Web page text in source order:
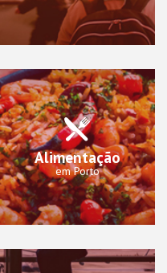
Alimentação
em Porto